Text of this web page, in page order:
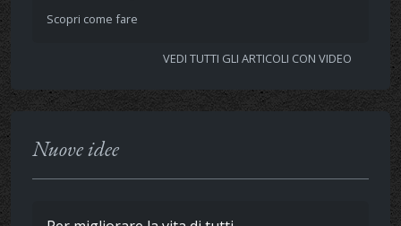
Scopri come fare
VEDI TUTTI GLI ARTICOLI CON VIDEO
Nuove idee